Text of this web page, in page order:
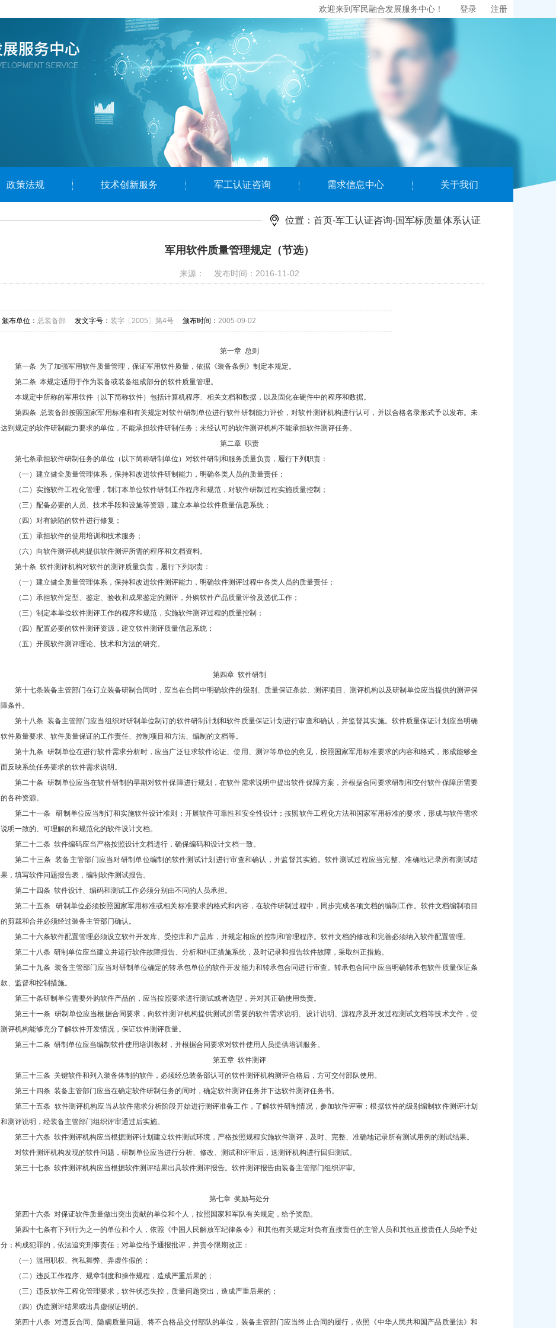
欢迎来到军民融合发展服务中心！ 登录 注册
政策法规 技术创新服务 军工认证咨询 需求信息中心 关于我们
位置： 首页-军工认证咨询-国军标质量体系认证
军用软件质量管理规定（节选）
来源： 发布时间：2016-11-02
颁布单位： 总装备部 发文字号： 装字〔2005〕第4号 颁布时间： 2005-09-02
第一章 总则
第一条 为了加强军用软件质量管理，保证军用软件质量，依据《装备条例》制定本规定。
第二条 本规定适用于作为装备或装备组成部分的软件质量管理。
本规定中所称的军用软件（以下简称软件）包括计算机程序、相关文档和数据，以及固化在硬件中的程序和数据。
第四条 总装备部按照国家军用标准和有关规定对软件研制单位进行软件研制能力评价，对软件测评机构进行认可，并以合格名录形式予以发布。未
达到规定的软件研制能力要求的单位，不能承担软件研制任务；未经认可的软件测评机构不能承担软件测评任务。
第二章 职责
第七条承担软件研制任务的单位（以下简称研制单位）对软件研制和服务质量负责，履行下列职责：
（一）建立健全质量管理体系，保持和改进软件研制能力，明确各类人员的质量责任；
（二）实施软件工程化管理，制订本单位软件研制工作程序和规范，对软件研制过程实施质量控制；
（三）配备必要的人员、技术手段和设施等资源，建立本单位软件质量信息系统；
（四）对有缺陷的软件进行修复；
（五）承担软件的使用培训和技术服务；
（六）向软件测评机构提供软件测评所需的程序和文档资料。
第十条 软件测评机构对软件的测评质量负责，履行下列职责：
（一）建立健全质量管理体系，保持和改进软件测评能力，明确软件测评过程中各类人员的质量责任；
（二）承担软件定型、鉴定、验收和成果鉴定的测评，外购软件产品质量评价及选优工作；
（三）制定本单位软件测评工作的程序和规范，实施软件测评过程的质量控制；
（四）配置必要的软件测评资源，建立软件测评质量信息系统；
（五）开展软件测评理论、技术和方法的研究。
第四章 软件研制
第十七条装备主管部门在订立装备研制合同时，应当在合同中明确软件的级别、质量保证条款、测评项目、测评机构以及研制单位应当提供的测评保
障条件。
第十八条 装备主管部门应当组织对研制单位制订的软件研制计划和软件质量保证计划进行审查和确认，并监督其实施。软件质量保证计划应当明确
软件质量要求、软件质量保证的工作责任、控制项目和方法、编制的文档等。
第十九条 研制单位在进行软件需求分析时，应当广泛征求软件论证、使用、测评等单位的意见，按照国家军用标准要求的内容和格式，形成能够全
面反映系统任务要求的软件需求说明。
第二十条 研制单位应当在软件研制的早期对软件保障进行规划，在软件需求说明中提出软件保障方案，并根据合同要求研制和交付软件保障所需要
的各种资源。
第二十一条 研制单位应当制订和实施软件设计准则；开展软件可靠性和安全性设计；按照软件工程化方法和国家军用标准的要求，形成与软件需求
说明一致的、可理解的和规范化的软件设计文档。
第二十二条 软件编码应当严格按照设计文档进行，确保编码和设计文档一致。
第二十三条 装备主管部门应当对研制单位编制的软件测试计划进行审查和确认，并监督其实施。软件测试过程应当完整、准确地记录所有测试结
果，填写软件问题报告表，编制软件测试报告。
第二十四条 软件设计、编码和测试工作必须分别由不同的人员承担。
第二十五条 研制单位必须按照国家军用标准或相关标准要求的格式和内容，在软件研制过程中，同步完成各项文档的编制工作。软件文档编制项目
的剪裁和合并必须经过装备主管部门确认。
第二十六条软件配置管理必须设立软件开发库、受控库和产品库，并规定相应的控制和管理程序。软件文档的修改和完善必须纳入软件配置管理。
第二十八条 研制单位应当建立并运行软件故障报告、分析和纠正措施系统，及时记录和报告软件故障，采取纠正措施。
第二十九条 装备主管部门应当对研制单位确定的转承包单位的软件开发能力和转承包合同进行审查。转承包合同中应当明确转承包软件质量保证条
款、监督和控制措施。
第三十条研制单位需要外购软件产品的，应当按照要求进行测试或者选型，并对其正确使用负责。
第三十一条 研制单位应当根据合同要求，向软件测评机构提供测试所需要的软件需求说明、设计说明、源程序及开发过程测试文档等技术文件，使
测评机构能够充分了解软件开发情况，保证软件测评质量。
第三十二条 研制单位应当编制软件使用培训教材，并根据合同要求对软件使用人员提供培训服务。
第五章 软件测评
第三十三条 关键软件和列入装备体制的软件，必须经总装备部认可的软件测评机构测评合格后，方可交付部队使用。
第三十四条 装备主管部门应当在确定软件研制任务的同时，确定软件测评任务并下达软件测评任务书。
第三十五条 软件测评机构应当从软件需求分析阶段开始进行测评准备工作，了解软件研制情况，参加软件评审；根据软件的级别编制软件测评计划
和测评说明，经装备主管部门组织评审通过后实施。
第三十六条 软件测评机构应当根据测评计划建立软件测试环境，严格按照规程实施软件测评，及时、完整、准确地记录所有测试用例的测试结果。
对软件测评机构发现的软件问题，研制单位应当进行分析、修改、测试和评审后，送测评机构进行回归测试。
第三十七条 软件测评机构应当根据软件测评结果出具软件测评报告。软件测评报告由装备主管部门组织评审。
第七章 奖励与处分
第四十六条 对保证软件质量做出突出贡献的单位和个人，按照国家和军队有关规定，给予奖励。
第四十七条有下列行为之一的单位和个人，依照《中国人民解放军纪律条令》和其他有关规定对负有直接责任的主管人员和其他直接责任人员给予处
分；构成犯罪的，依法追究刑事责任；对单位给予通报批评，并责令限期改正：
（一）滥用职权、徇私舞弊、弄虚作假的；
（二）违反工作程序、规章制度和操作规程，造成严重后果的；
（三）违反软件工程化管理要求，软件状态失控，质量问题突出，造成严重后果的；
（四）伪造测评结果或出具虚假证明的。
第四十八条 对违反合同、隐瞒质量问题、将不合格品交付部队的单位，装备主管部门应当终止合同的履行，依照《中华人民共和国产品质量法》和